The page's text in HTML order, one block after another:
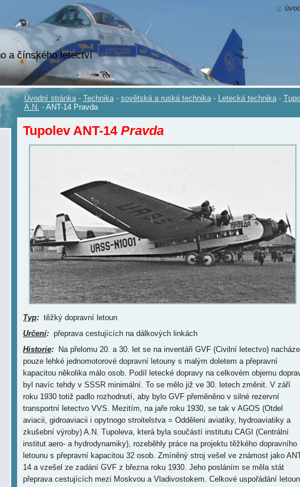
a čínského letectví
Úvodní stránka - Technika - sovětská a ruská technika - Letecká technika -
A.N. - ANT-14 Pravda
Tupolev ANT-14 Pravda
Typ:těžký dopravní letoun
Určení:přeprava cestujících na dálkových linkách
Historie:Na přelomu 20. a 30. let se na inventáři GVF (Civilní letectvo)
pouze lehké jednomotorové dopravní letouny s malým doletem a přepravní
kapacitou několika málo osob. Podíl letecké dopravy na celkovém objemu
byl navíc tehdy v SSSR minimální. To se mělo již ve 30. letech změnit. V září
roku 1930 totiž padlo rozhodnutí, aby bylo GVF přeměněno v silné rezervní
transportní letectvo VVS. Mezitím, na jaře roku 1930, se tak v AGOS (Otdel
aviacii, gidroaviacii i opytnogo stroitelstva = Oddělení aviatiky, hydroaviatiky a
zkušební výroby) A.N. Tupoleva, která byla součástí institutu CAGI (Centrální
institut aero- a hydrodynamiky), rozeběhly práce na projektu těžkého dopravního
letounu s přepravní kapacitou 32 osob. Zmíněný stroj vešel ve známost jako
14 a vzešel ze zadání GVF z března roku 1930. Jeho posláním se měla stát
přeprava cestujících mezi Moskvou a Vladivostokem. Celkové uspořádání letoun